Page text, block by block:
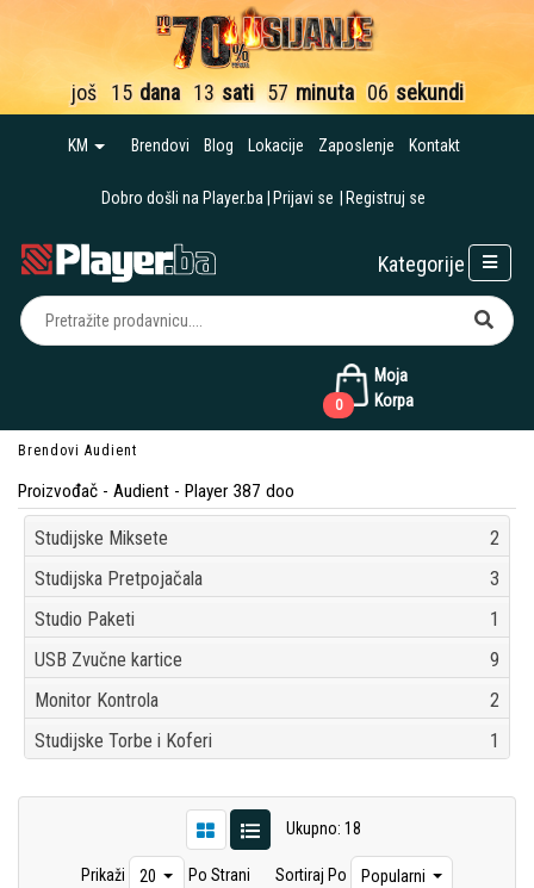
još 15 dana 13 sati 57 minuta 05 sekundi
KM Brendovi Blog Lokacije Zaposlenje Kontakt
Dobro došli na Player.ba Prijavi se Registruj se
Moja
Korpa
0
Kategorije
Brendovi Audient
Proizvođač - Audient - Player 387 doo
Studijske Miksete
2
Studijska Pretpojačala
3
Studio Paketi
1
USB Zvučne kartice
9
Monitor Kontrola
2
Studijske Torbe i Koferi
1
Ukupno: 18
Prikaži 20 Po Strani Sortiraj Po Popularni